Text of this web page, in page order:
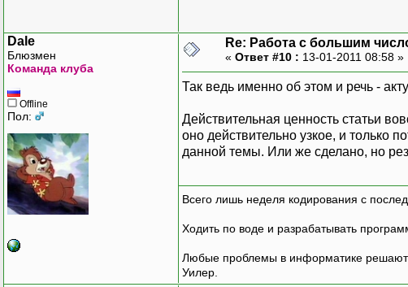
Dale
Блюзмен
Команда клуба
Offline
Пол:
Re: Работа с большим
« Ответ #10 : 13-01-2011 08:58 »
Так ведь именно об этом и речь -
Действительная ценность статьи
оно действительно узкое, и только
данной темы. Или же сделано, но
Всего лишь неделя кодирования с
Ходить по воде и разрабатывать
Любые проблемы в информатике
Уилер.